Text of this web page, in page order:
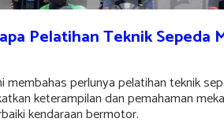
Pelatihan Teknik Sepeda
membahas perlunya pelatihan teknik
keterampilan dan pemahaman
kendaraan bermotor.